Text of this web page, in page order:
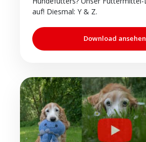
auf! Diesmal: Y & Z.
Download ansehen